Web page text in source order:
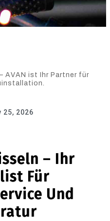
AVAN ist Ihr Partner für
25, 2026
– Ihr
Für
Und